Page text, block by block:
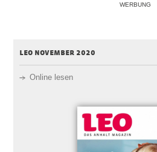
WERBUNG
leo november 2020
Online lesen